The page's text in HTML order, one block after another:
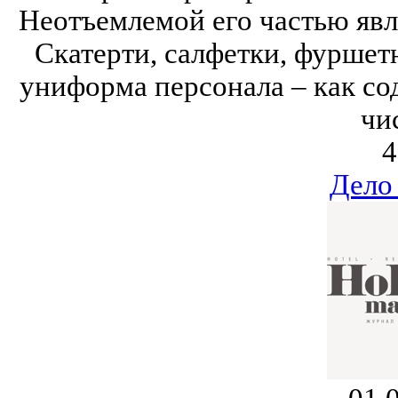
Неотъемлемой его частью
Скатерти, салфетки,
униформа персонала – как
Дело